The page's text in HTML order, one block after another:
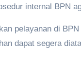
internal BPN
pelayanan di
dapat segera